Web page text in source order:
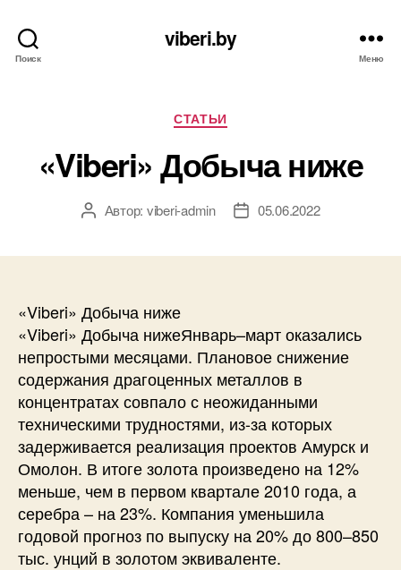
Поиск
viberi.by
Меню
Рубрики
СТАТЬИ
«Viberi» Добыча ниже
АвторАвтор: viberi-admin
Дата05.06.2022
«Viberi» Добыча ниже
«Viberi» Добыча нижеЯнварь–март оказались
непростыми месяцами. Плановое снижение
содержания драгоценных металлов в
концентратах совпало с неожиданными
техническими трудностями, из-за которых
задерживается реализация проектов Амурск и
Омолон. В итоге золота произведено на 12%
меньше, чем в первом квартале 2010 года, а
серебра – на 23%. Компания уменьшила
годовой прогноз по выпуску на 20% до 800–850
тыс. унций в золотом эквиваленте.